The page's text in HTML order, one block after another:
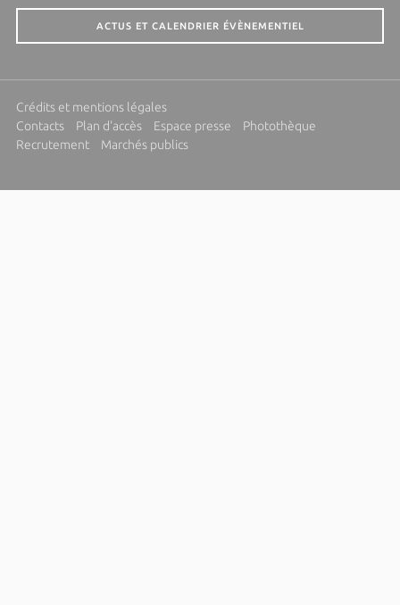
ACTUS ET CALENDRIER ÉVÈNEMENTIEL
Crédits et mentions légales
Contacts
Plan d'accès Espace presse
Photothèque
Recrutement
Marchés publics